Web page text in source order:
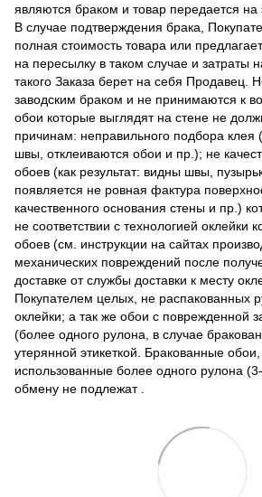
являются браком и товар передается на
В случае подтверждения брака,
полная стоимость товара или
на пересылку в таком случае и затраты
такого Заказа берет на себя Продавец.
заводским браком и не принимаются к
обои которые выглядят на стене не
причинам: неправильного подбора клея
швы, отклеиваются обои и пр.); не
обоев (как результат: видны швы,
появляется не ровная фактура
качественного основания стены и пр.)
не соответствии с технологией оклейки
обоев (см. инструкции на сайтах
механических повреждений после
доставке от службы доставки к месту
Покупателем целых, не распакованных
оклейки; а так же обои с поврежденной
(более одного рулона, в случае
утерянной этикеткой. Бракованные
использованные более одного рулона
обмену не подлежат .